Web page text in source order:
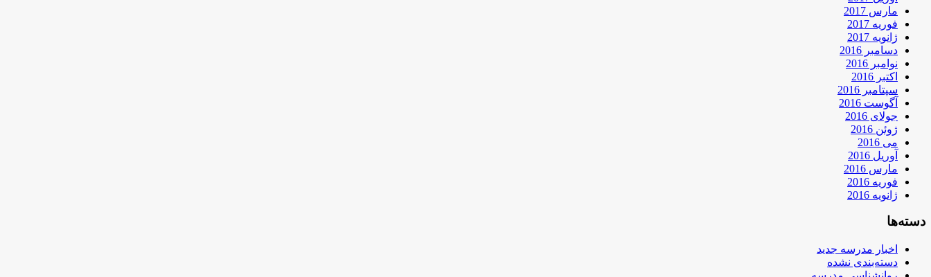
مارس 2017
فوریه 2017
ژانویه 2017
دسامبر 2016
نوامبر 2016
اکتبر 2016
سپتامبر 2016
آگوست 2016
جولای 2016
ژوئن 2016
می 2016
آوریل 2016
مارس 2016
فوریه 2016
ژانویه 2016
دسته‌ها
اخبار مدرسه جدید
دسته‌بندی نشده